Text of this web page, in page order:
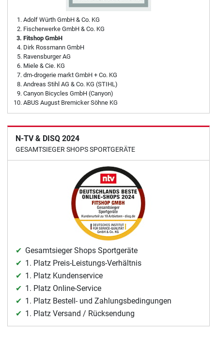
Adolf Würth GmbH & Co. KG
Fischerwerke GmbH & Co. KG
Fitshop GmbH
Dirk Rossmann GmbH
Ravensburger AG
Miele & Cie. KG
dm-drogerie markt GmbH + Co. KG
Andreas Stihl AG & Co. KG (STIHL)
Canyon Bicycles GmbH (Canyon)
ABUS August Bremicker Söhne KG
N-TV & DISQ 2024
GESAMTSIEGER SHOPS SPORTGERÄTE
Gesamtsieger Shops Sportgeräte
1. Platz Preis-Leistungs-Verhältnis
1. Platz Kundenservice
1. Platz Online-Service
1. Platz Bestell- und Zahlungsbedingungen
1. Platz Versand / Rücksendung